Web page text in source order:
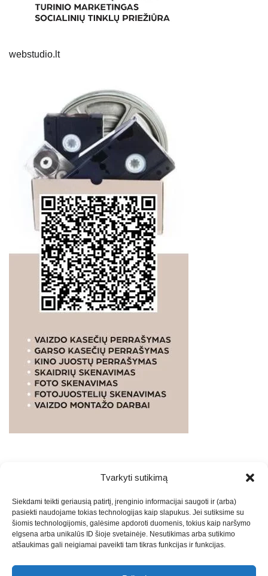
Tvarkyti sutikimą
Siekdami teikti geriausią patirtį, įrenginio informacijai saugoti ir (arba)
pasiekti naudojame tokias technologijas kaip slapukus. Jei sutiksime su
šiomis technologijomis, galėsime apdoroti duomenis, tokius kaip naršymo
elgsena arba unikalūs ID šioje svetainėje. Nesutikimas arba sutikimo
atšaukimas gali neigiamai paveikti tam tikras funkcijas ir funkcijas.
webstudio.lt
PASLAUGOS. SEO tekstų rašymas, turinio kūrimas,
straipsnių rašymas ir talpinimas į mūsų valdomas
svetaines.2026Armijai.LTTheme: Express News ByAdore
Themes.